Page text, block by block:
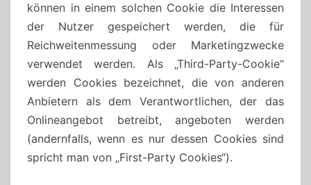
können in einem solchen Cookie die Interessen
der Nutzer gespeichert werden, die für
Reichweitenmessung oder Marketingzwecke
verwendet werden. Als „Third-Party-Cookie“
werden Cookies bezeichnet, die von anderen
Anbietern als dem Verantwortlichen, der das
Onlineangebot betreibt, angeboten werden
(andernfalls, wenn es nur dessen Cookies sind
spricht man von „First-Party Cookies“).